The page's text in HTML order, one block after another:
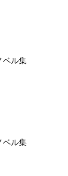
ベル集
ベル集